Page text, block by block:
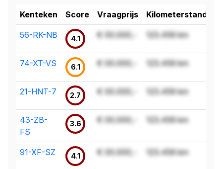
Kenteken Score Vraagprijs Kilometerstand
56-RK-NB 4.1 € 00.000,- 123.456 km
74-XT-VS 6.1 € 00.000,- 123.456 km
21-HNT-7 2.7 € 00.000,- 123.456 km
43-ZB-
FS
3.6 € 00.000,- 123.456 km
91-XF-SZ 4.1 € 00.000,- 123.456 km